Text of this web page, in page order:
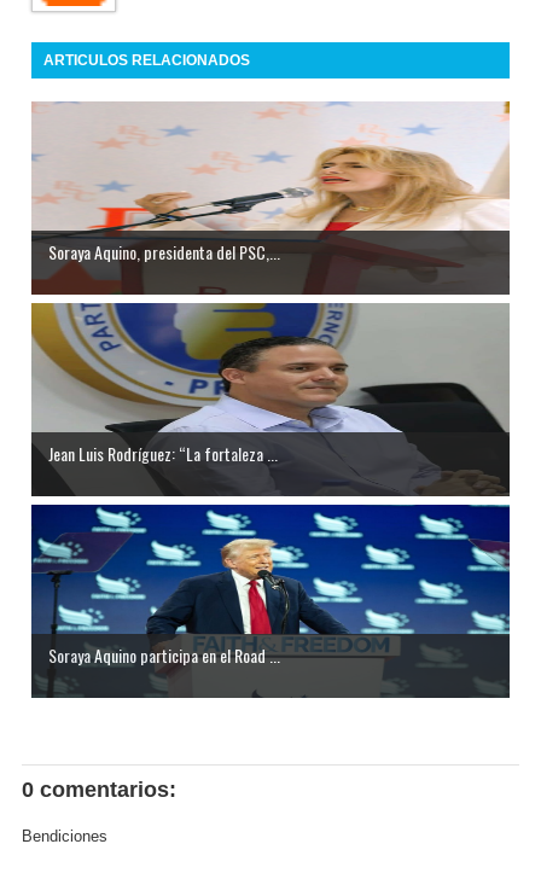
ARTICULOS RELACIONADOS
Soraya Aquino, presidenta del PSC,...
Jean Luis Rodríguez: “La fortaleza ...
Soraya Aquino participa en el Road ...
0 comentarios:
Bendiciones